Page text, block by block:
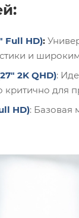
Full HD):
и
2K QHD):
критично
HD): Базовая